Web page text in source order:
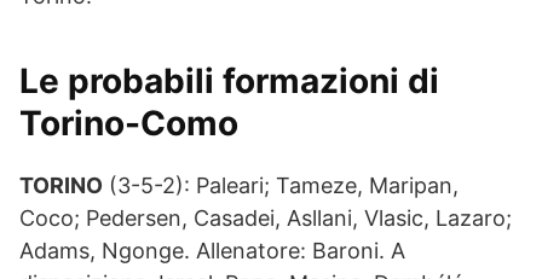
Le probabili formazioni di
Torino-Como
TORINO (3-5-2): Paleari; Tameze, Maripan,
Coco; Pedersen, Casadei, Asllani, Vlasic, Lazaro;
Adams, Ngonge. Allenatore: Baroni. A